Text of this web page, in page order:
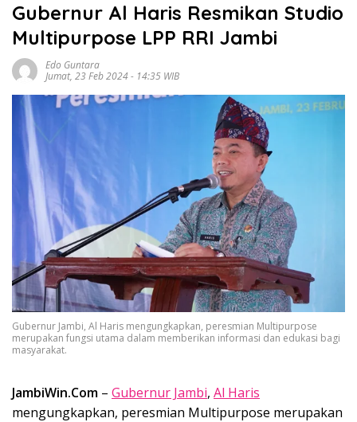
Gubernur Al Haris Resmikan Studio
Multipurpose LPP RRI Jambi
Edo Guntara
Jumat, 23 Feb 2024 - 14:35 WIB
Gubernur Jambi, Al Haris mengungkapkan, peresmian Multipurpose
merupakan fungsi utama dalam memberikan informasi dan edukasi bagi
masyarakat.
JambiWin.Com – Gubernur Jambi, Al Haris
mengungkapkan, peresmian Multipurpose merupakan